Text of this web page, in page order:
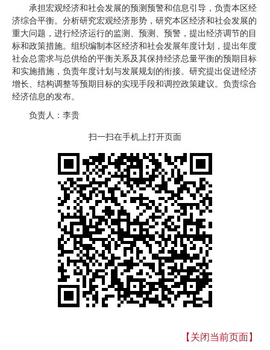
承担宏观经济和社会发展的预测预警和信息引导，负责本区经
济综合平衡。分析研究宏观经济形势，研究本区经济和社会发展的
重大问题，进行经济运行的监测、预测、预警，提出经济调节的目
标和政策措施。组织编制本区经济和社会发展年度计划，提出年度
社会总需求与总供给的平衡关系及其保持经济总量平衡的预期目标
和实施措施，负责年度计划与发展规划的衔接。研究提出促进经济
增长、结构调整等预期目标的实现手段和调控政策建议。负责综合
经济信息的发布。
负责人：李贵
扫一扫在手机上打开页面
【关闭当前页面】